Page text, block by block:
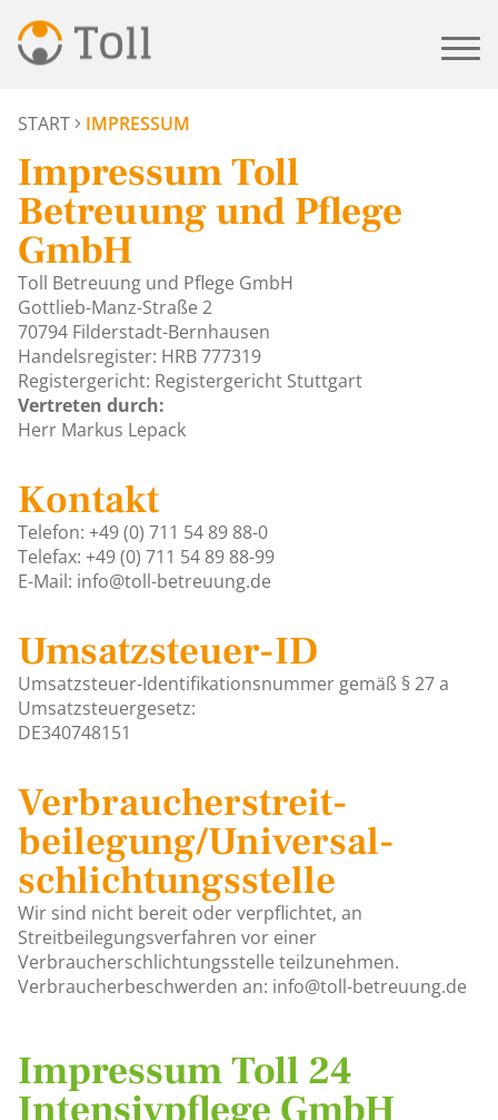
START IMPRESSUM
Impressum Toll
Betreuung und Pflege
GmbH
Toll Betreuung und Pflege GmbH
Gottlieb-Manz-Straße 2
70794 Filderstadt-Bernhausen
Handelsregister: HRB 777319
Registergericht: Registergericht Stuttgart
Vertreten durch:
Herr Markus Lepack
Kontakt
Telefon: +49 (0) 711 54 89 88-0
Telefax: +49 (0) 711 54 89 88-99
E-Mail: info@toll-betreuung.de
Umsatzsteuer-ID
Umsatzsteuer-Identifikationsnummer gemäß § 27 a
Umsatzsteuergesetz:
DE340748151
Verbraucher­streit­
beilegung/Universal­
schlichtungs­stelle
Wir sind nicht bereit oder verpflichtet, an
Streitbeilegungsverfahren vor einer
Verbraucherschlichtungsstelle teilzunehmen.
Verbraucherbeschwerden an: info@toll-betreuung.de
Impressum Toll 24